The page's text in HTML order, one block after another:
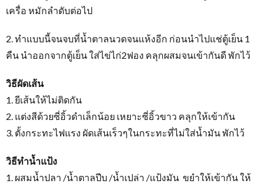
เครื่อ หมักลำดับต่อไป
2. ทำแบบนี้จนจบที่น้ำตาลนวดจนแห้งอีก ก่อนนำไปแช่ตู้เย็น 1
คืน นำออกจากตู้เย็น ใส่ไข่ไก่2ฟอง คลุกผสมจนเข้ากันดี พักไว้
วิธีผัดเส้น
1. ยีเส้นให้ไม่ติดกัน
2. แต่งสีด้วยซี่อิ้วดำเล็กน้อย เหยาะซี่อิ้วขาว คลุกให้เข้ากัน
3. ตั้งกระทะไฟแรง ผัดเส้นเร็วๆในกระทะที่ไม่ใส่น้ำมัน พักไว้
วิธีทำน้ำแป้ง
1. ผสมน้ำปลา /น้ำตาลปีบ /น้ำเปล่า /แป้งมัน ขยำให้เข้ากัน ให้